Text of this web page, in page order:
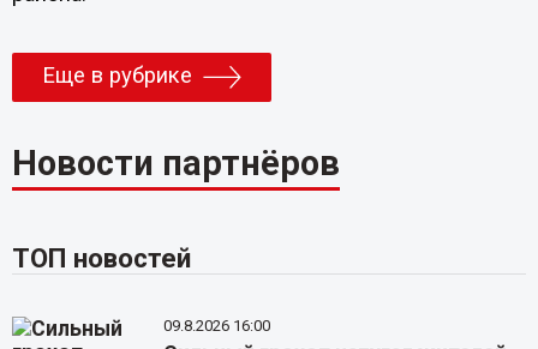
Еще в рубрике
Новости партнёров
ТОП новостей
09.8.2026 16:00